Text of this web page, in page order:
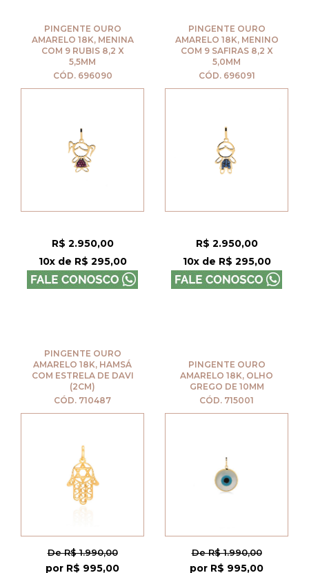
PINGENTE OURO
AMARELO 18K, MENINA
COM 9 RUBIS 8,2 X
5,5MM
CÓD. 696090
R$ 2.950,00
10x de R$ 295,00
PINGENTE OURO
AMARELO 18K, MENINO
COM 9 SAFIRAS 8,2 X
5,0MM
CÓD. 696091
R$ 2.950,00
10x de R$ 295,00
PINGENTE OURO
AMARELO 18K, HAMSÁ
COM ESTRELA DE DAVI
(2CM)
CÓD. 710487
De R$ 1.990,00
por R$ 995,00
PINGENTE OURO
AMARELO 18K, OLHO
GREGO DE 10MM
CÓD. 715001
De R$ 1.990,00
por R$ 995,00